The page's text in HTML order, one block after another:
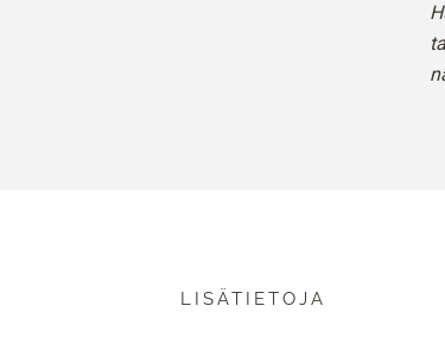
LISÄTIETOJA